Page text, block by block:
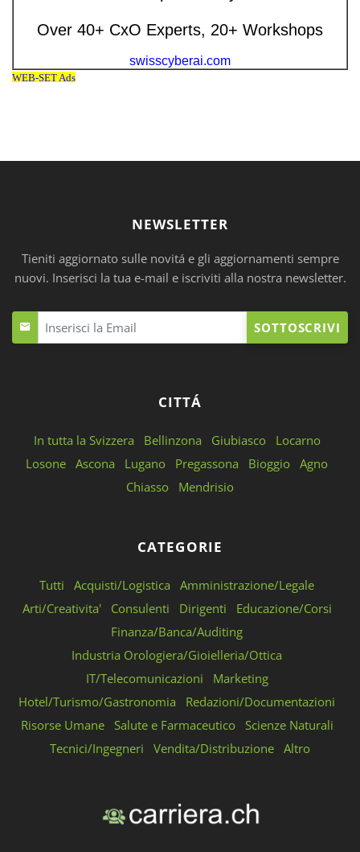
NEWSLETTER
Tieniti aggiornato sulle novitá e gli aggiornamenti sempre
nuovi. Inserisci la tua e-mail e iscriviti alla nostra newsletter.
SOTTOSCRIVI
CITTÁ
In tutta la Svizzera Bellinzona Giubiasco
Locarno
Losone Ascona Lugano Pregassona Bioggio Agno
Chiasso
Mendrisio
CATEGORIE
Tutti Acquisti/Logistica
Amministrazione/Legale
Arti/Creativita'
Consulenti Dirigenti
Educazione/Corsi
Finanza/Banca/Auditing
Industria Orologiera/Gioielleria/Ottica
IT/Telecomunicazioni
Marketing
Hotel/Turismo/Gastronomia
Redazioni/Documentazioni
Risorse Umane
Salute e Farmaceutico
Scienze Naturali
Tecnici/Ingegneri
Vendita/Distribuzione Altro